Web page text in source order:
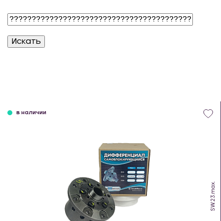
SW.23.max.
в наличии